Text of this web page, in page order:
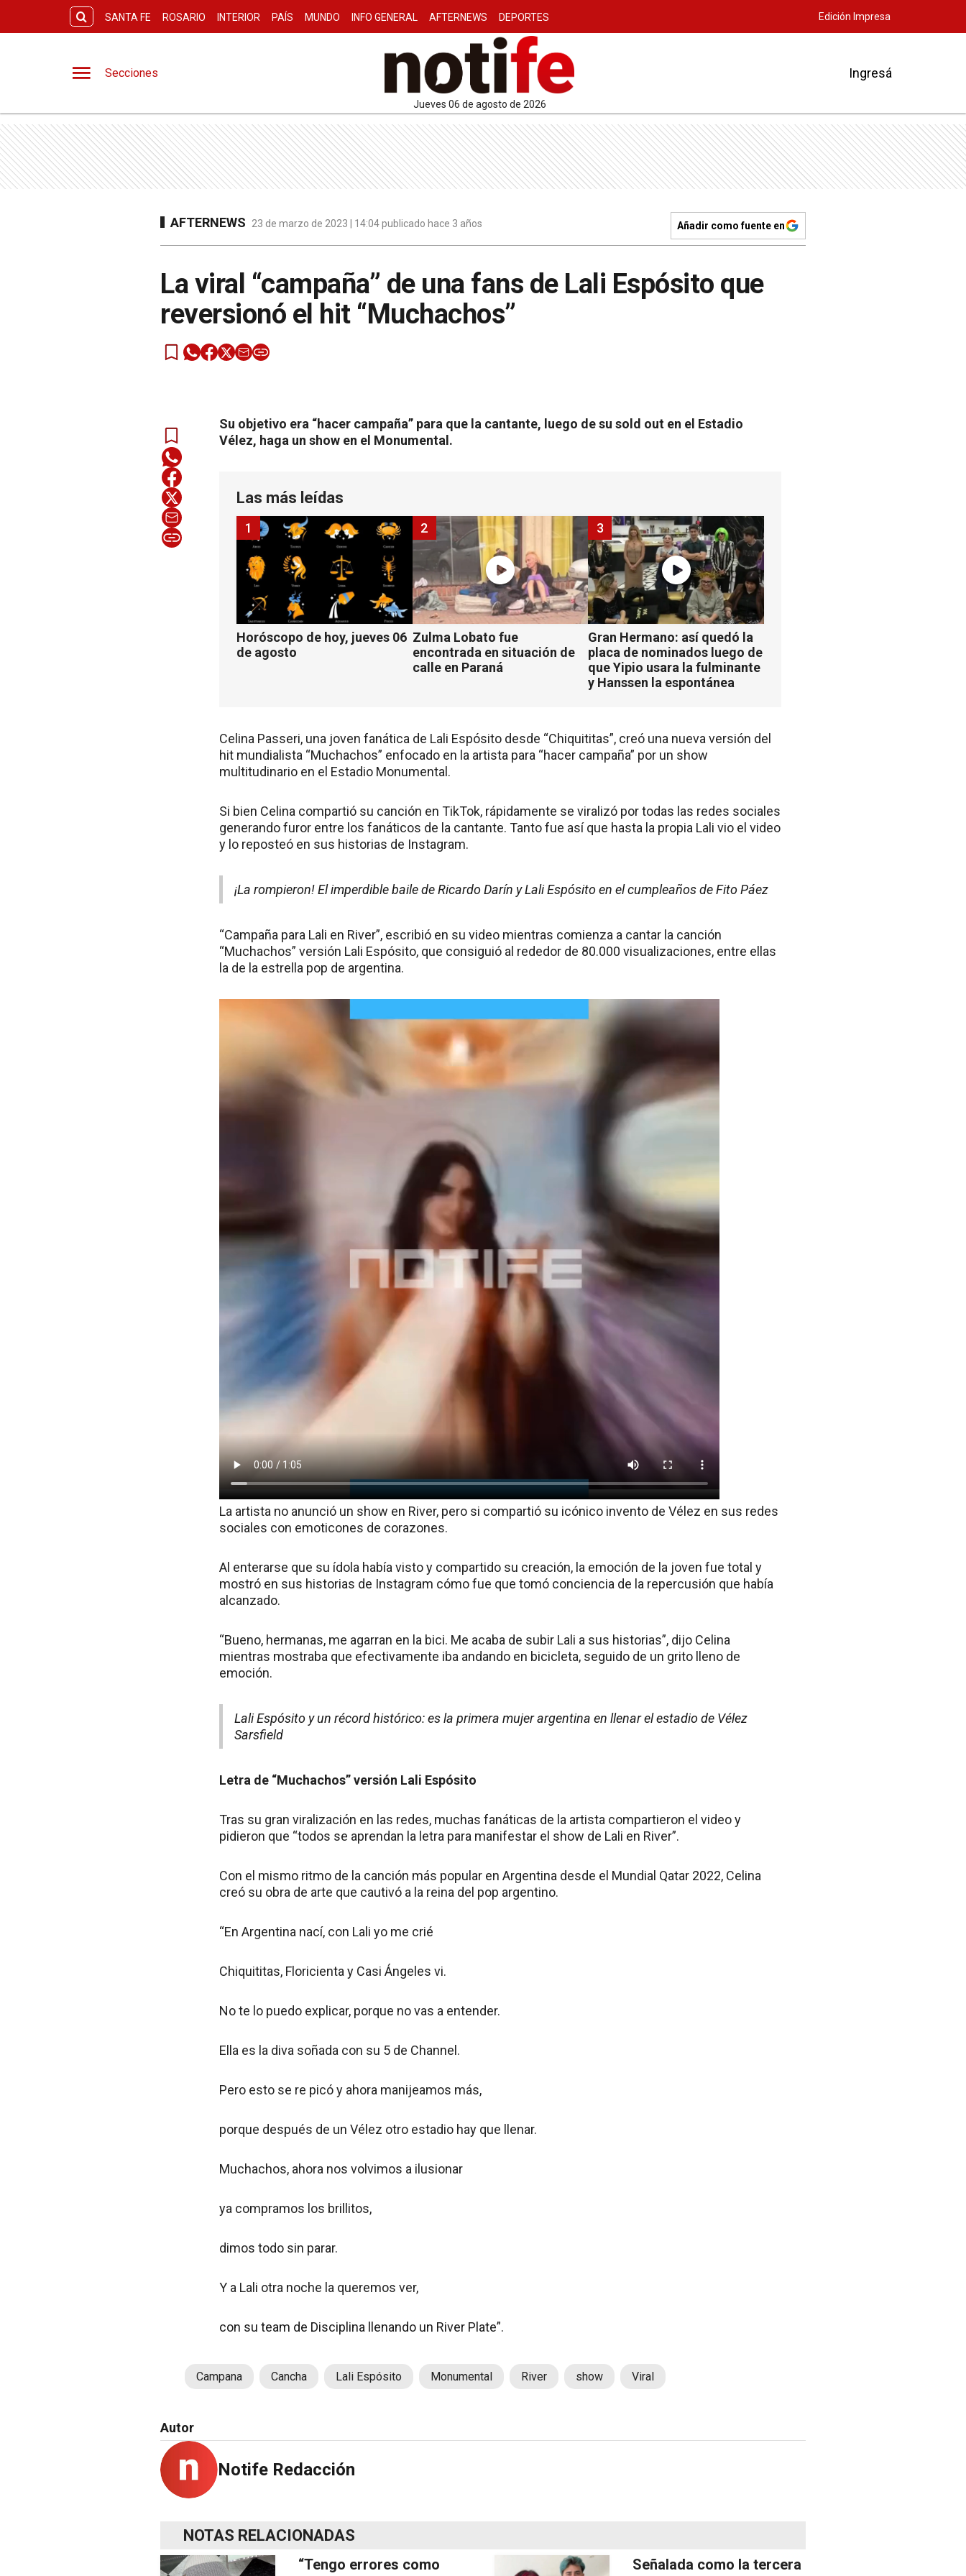
SANTA FE ROSARIO INTERIOR PAÍS MUNDO INFO GENERAL AFTERNEWS DEPORTES Edición Impresa
Secciones
jueves 06 de agosto de 2026
Ingresá
AFTERNEWS 23 de marzo de 2023 | 14:04 publicado hace 3 años Añadir como fuente en
La viral “campaña” de una fans de Lali Espósito que
reversionó el hit “Muchachos”
Su objetivo era “hacer campaña” para que la cantante, luego de su sold out en el Estadio
Vélez, haga un show en el Monumental.
Las más leídas
Horóscopo de hoy, jueves 06
de agosto
1
Zulma Lobato fue
encontrada en situación de
calle en Paraná
2
Gran Hermano: así quedó la
placa de nominados luego de
que Yipio usara la fulminante
y Hanssen la espontánea
3
Celina Passeri, una joven fanática de Lali Espósito desde “Chiquititas”, creó una nueva versión del
hit mundialista “Muchachos” enfocado en la artista para “hacer campaña” por un show
multitudinario en el Estadio Monumental.
Si bien Celina compartió su canción en TikTok, rápidamente se viralizó por todas las redes sociales
generando furor entre los fanáticos de la cantante. Tanto fue así que hasta la propia Lali vio el video
y lo reposteó en sus historias de Instagram.
¡La rompieron! El imperdible baile de Ricardo Darín y Lali Espósito en el cumpleaños de Fito Páez
“Campaña para Lali en River”, escribió en su video mientras comienza a cantar la canción
“Muchachos” versión Lali Espósito, que consiguió al rededor de 80.000 visualizaciones, entre ellas
la de la estrella pop de argentina.
La artista no anunció un show en River, pero si compartió su icónico invento de Vélez en sus redes
sociales con emoticones de corazones.
Al enterarse que su ídola había visto y compartido su creación, la emoción de la joven fue total y
mostró en sus historias de Instagram cómo fue que tomó conciencia de la repercusión que había
alcanzado.
“Bueno, hermanas, me agarran en la bici. Me acaba de subir Lali a sus historias”, dijo Celina
mientras mostraba que efectivamente iba andando en bicicleta, seguido de un grito lleno de
emoción.
Lali Espósito y un récord histórico: es la primera mujer argentina en llenar el estadio de Vélez
Sarsfield
Letra de “Muchachos” versión Lali Espósito
Tras su gran viralización en las redes, muchas fanáticas de la artista compartieron el video y
pidieron que “todos se aprendan la letra para manifestar el show de Lali en River”.
Con el mismo ritmo de la canción más popular en Argentina desde el Mundial Qatar 2022, Celina
creó su obra de arte que cautivó a la reina del pop argentino.
“En Argentina nací, con Lali yo me crié
Chiquititas, Floricienta y Casi Ángeles vi.
No te lo puedo explicar, porque no vas a entender.
Ella es la diva soñada con su 5 de Channel.
Pero esto se re picó y ahora manijeamos más,
porque después de un Vélez otro estadio hay que llenar.
Muchachos, ahora nos volvimos a ilusionar
ya compramos los brillitos,
dimos todo sin parar.
Y a Lali otra noche la queremos ver,
con su team de Disciplina llenando un River Plate”.
Campana Cancha Lali Espósito Monumental River show Viral
Autor
Notife Redacción
NOTAS RELACIONADAS
“Tengo errores como
Señalada como la tercera